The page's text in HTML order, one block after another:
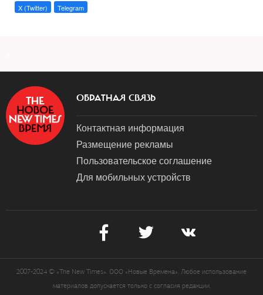
X (Twitter) Telegram
ОБРАТНАЯ СВЯЗЬ
Контактная информация
Размещение рекламы
Пользовательское соглашение
Для мобильных устройств
2007-2024 © «The New Times». ООО «Новые Времена». Любое использование
материалов допускается только с согласия редакции.